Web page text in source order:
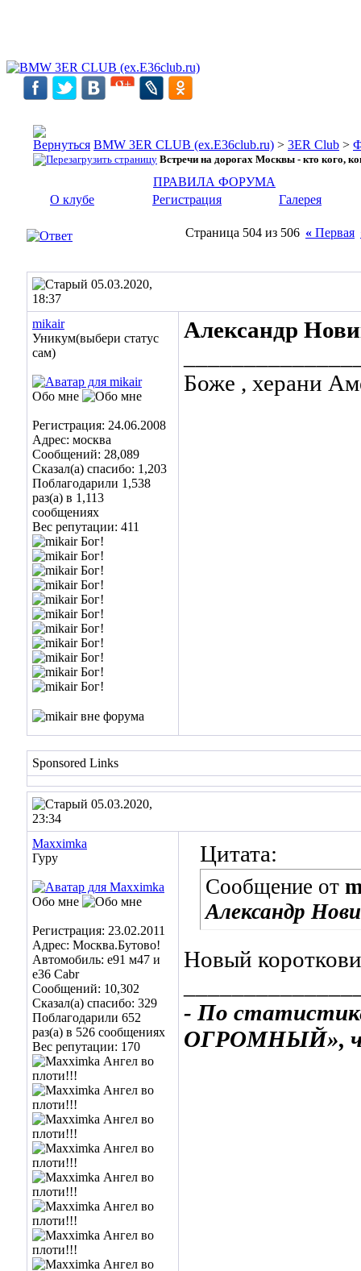
BMW 3ER CLUB (ex.E36club.ru) > 3ER Club >
Встречи на дорогах Москвы - кто кого,
ПРАВИЛА ФОРУМА
О клубе
Регистрация Галерея
Страница 504 из 506 « Первая
05.03.2020,
18:37
mikair
Уникум(выбери статус
сам)
Обо мне
Регистрация: 24.06.2008
Адрес: москва
Сообщений: 28,089
Сказал(а) спасибо: 1,203
Поблагодарили 1,538
раз(а) в 1,113
сообщениях
Вес репутации: 411
Александр
Боже , херани
Sponsored Links
05.03.2020,
23:34
Maxximka
Гуру
Обо мне
Регистрация: 23.02.2011
Адрес: Москва.Бутово!
Автомобиль: е91 м47 и
е36 Cabr
Сообщений: 10,302
Сказал(а) спасибо: 329
Поблагодарили 652
раз(а) в 526 сообщениях
Вес репутации: 170
Цитата:
Сообщение от
Александр
Новый
- По
ОГРОМНЫЙ»,